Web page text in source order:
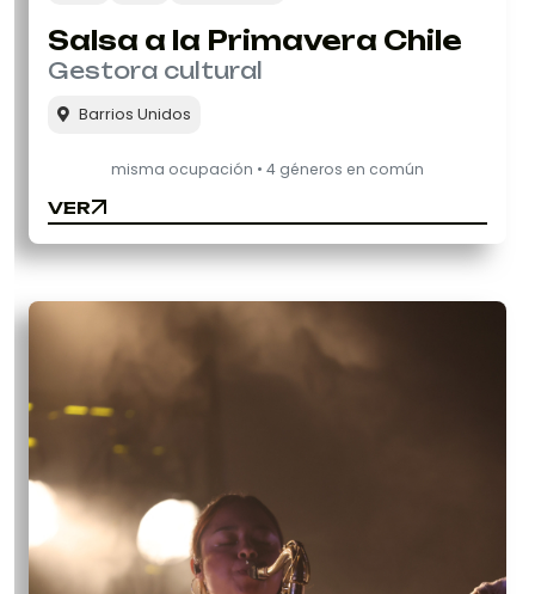
Salsa a la Primavera Chile
Gestora cultural
Barrios Unidos
misma ocupación • 4 géneros en común
VER
VER